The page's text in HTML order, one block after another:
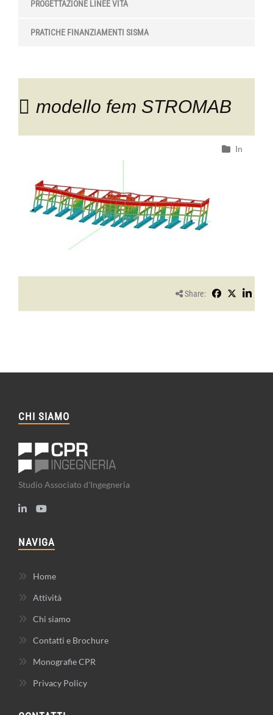
PROGETTAZIONE LINEE VITA
PRATICHE FINANZIAMENTI SISMA
modello fem STROMAB
In
Share:
CHI SIAMO
Studio Associato d'Ingegneria
NAVIGA
Home
Attività
Chi siamo
Contatti e Brochure
Monografie CPR
Privacy Policy